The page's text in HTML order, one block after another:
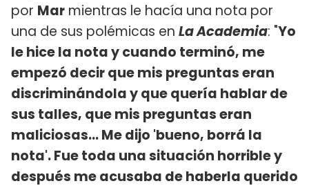
por Mar mientras le hacía una nota por
una de sus polémicas en La Academia: "Yo
le hice la nota y cuando terminó, me
empezó decir que mis preguntas eran
discriminándola y que quería hablar de
sus talles, que mis preguntas eran
maliciosas... Me dijo 'bueno, borrá la
nota'. Fue toda una situación horrible y
después me acusaba de haberla querido